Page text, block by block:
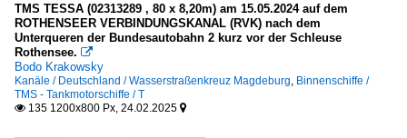
TMS TESSA (02313289 , 80 x 8,20m) am 15.05.2024 auf dem
ROTHENSEER VERBINDUNGSKANAL (RVK) nach dem
Unterqueren der Bundesautobahn 2 kurz vor der Schleuse
Rothensee. 
Bodo Krakowsky
Kanäle / Deutschland / Wasserstraßenkreuz Magdeburg Binnenschiffe /
TMS - Tankmotorschiffe / T
 135 1200x800 Px, 24.02.2025 